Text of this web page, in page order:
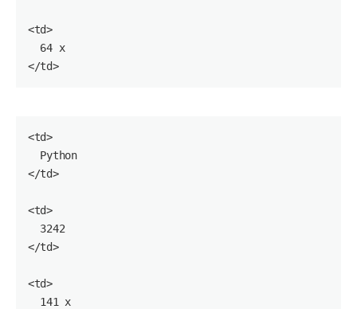
<td>
64 x
</td >
<td>
  Python
</td>
<td>
3242
</td>
<td>
141 x